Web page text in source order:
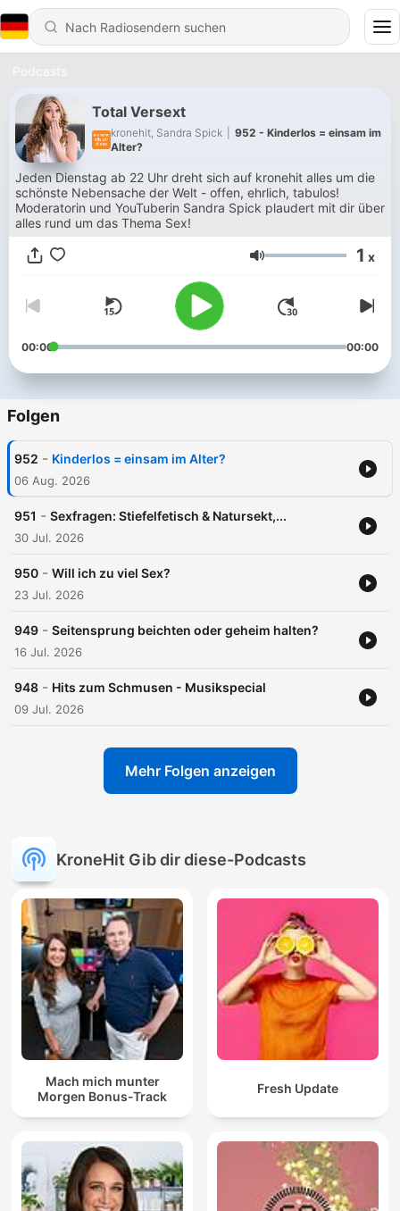
Podcasts
Total Versext
kronehit, Sandra Spick
952 - Kinderlos = einsam im
Alter?
Jeden Dienstag ab 22 Uhr dreht sich auf kronehit alles um die
schönste Nebensache der Welt - offen, ehrlich, tabulos!
Moderatorin und YouTuberin Sandra Spick plaudert mit dir über
alles rund um das Thema Sex!
Lautstärke 1 x
00:00 00:00
Folgen
952 - Kinderlos = einsam im Alter?
06 Aug. 2026
951 - Sexfragen: Stiefelfetisch & Natursekt,...
30 Jul. 2026
950 - Will ich zu viel Sex?
23 Jul. 2026
949 - Seitensprung beichten oder geheim halten?
16 Jul. 2026
948 - Hits zum Schmusen - Musikspecial
09 Jul. 2026
Mehr Folgen anzeigen
KroneHit Gib dir diese-Podcasts
Mach mich munter
Morgen Bonus-Track
Fresh Update